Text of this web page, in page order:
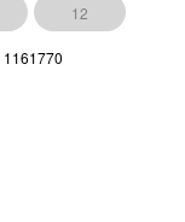
12
1161770